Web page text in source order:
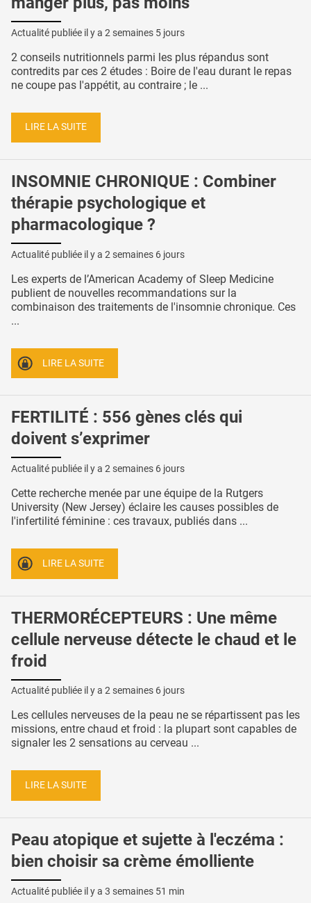
Actualité publiée il y a 2 semaines 5 jours
2 conseils nutritionnels parmi les plus répandus sont
contredits par ces 2 études : Boire de l'eau durant le repas
ne coupe pas l'appétit, au contraire ; le ...
LIRE LA SUITE
INSOMNIE CHRONIQUE : Combiner
thérapie psychologique et
pharmacologique ?
Actualité publiée il y a 2 semaines 6 jours
Les experts de l’American Academy of Sleep Medicine
publient de nouvelles recommandations sur la
combinaison des traitements de l'insomnie chronique. Ces
...
LIRE LA SUITE
FERTILITÉ : 556 gènes clés qui
doivent s’exprimer
Actualité publiée il y a 2 semaines 6 jours
Cette recherche menée par une équipe de la Rutgers
University (New Jersey) éclaire les causes possibles de
l'infertilité féminine : ces travaux, publiés dans ...
LIRE LA SUITE
THERMORÉCEPTEURS : Une même
cellule nerveuse détecte le chaud et le
froid
Actualité publiée il y a 2 semaines 6 jours
Les cellules nerveuses de la peau ne se répartissent pas les
missions, entre chaud et froid : la plupart sont capables de
signaler les 2 sensations au cerveau ...
LIRE LA SUITE
Peau atopique et sujette à l'eczéma :
bien choisir sa crème émolliente
Actualité publiée il y a 3 semaines 51 min